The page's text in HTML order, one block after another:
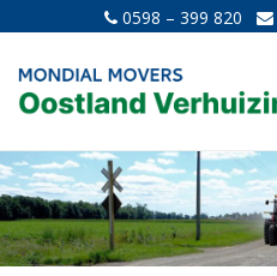
0598 – 399 820